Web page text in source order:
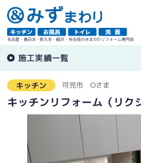
名古屋・春日井・長久手・稲沢・多治見の水まわりリフォーム専門店
施工実績一覧
キッチン 可児市 Oさま
キッチンリフォーム（リク